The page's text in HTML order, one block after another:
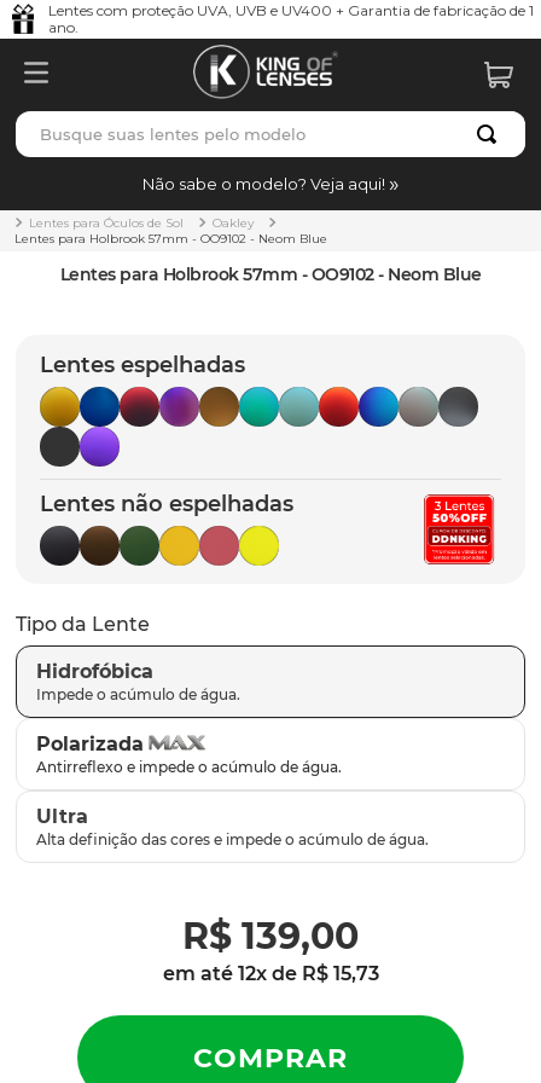
Lentes com proteção UVA, UVB e UV400 + Garantia de fabricação de 1
ano.
Busque suas lentes pelo modelo
Não sabe o modelo? Veja aqui!
Lentes para Óculos de Sol
Oakley
Lentes para Holbrook 57mm - OO9102 - Neom Blue
Lentes para Holbrook 57mm - OO9102 - Neom Blue
Lentes espelhadas
Lentes não espelhadas
Tipo da Lente
Hidrofóbica
Polarizada
Ultra
R$ 139,00
em até 12x de R$ 15,73
TERMOS MAIS BUSCADOS
1º borrachas
holbrook
5º chaves
6º t-shock
7º gasket
8º parafusos
9º latch